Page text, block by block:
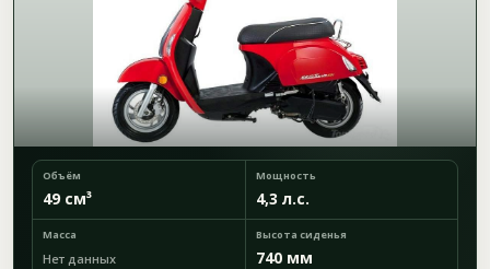
Объём
49 см³
Мощность
4,3 л.с.
Масса
Нет данных
Высота сиденья
740 мм